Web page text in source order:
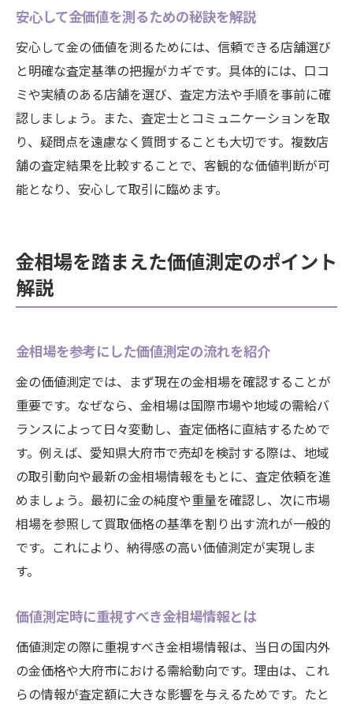
安心して金価値を測るための秘訣を解説
安心して金の価値を測るためには、信頼できる店舗選び
と明確な査定基準の把握がカギです。具体的には、口コ
ミや実績のある店舗を選び、査定方法や手順を事前に確
認しましょう。また、査定士とコミュニケーションを取
り、疑問点を遠慮なく質問することも大切です。複数店
舗の査定結果を比較することで、客観的な価値判断が可
能となり、安心して取引に臨めます。
金相場を踏まえた価値測定のポイント
解説
金相場を参考にした価値測定の流れを紹介
金の価値測定では、まず現在の金相場を確認することが
重要です。なぜなら、金相場は国際市場や地域の需給バ
ランスによって日々変動し、査定価格に直結するためで
す。例えば、愛知県大府市で売却を検討する際は、地域
の取引動向や最新の金相場情報をもとに、査定依頼を進
めましょう。最初に金の純度や重量を確認し、次に市場
相場を参照して買取価格の基準を割り出す流れが一般的
です。これにより、納得感の高い価値測定が実現しま
す。
価値測定時に重視すべき金相場情報とは
価値測定の際に重視すべき金相場情報は、当日の国内外
の金価格や大府市における需給動向です。理由は、これ
らの情報が査定額に大きな影響を与えるためです。たと